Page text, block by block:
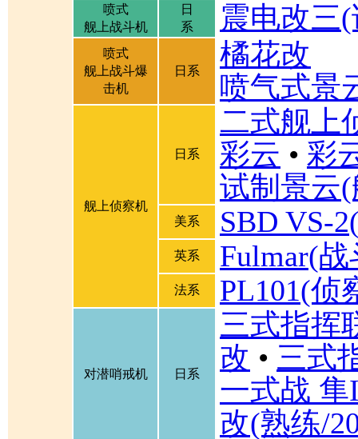
喷式
舰上战斗机
日
系
震电改三
喷式
舰上战斗爆
击机
日系
橘花改
喷气式景
舰上侦察机
日系
二式舰上
彩云 • 彩
试制景云
美系 SBD VS-
英系 Fulmar(
法系 PL101(侦
对潜哨戒机 日系
三式指挥
改 • 三式
一式战
改(熟练/